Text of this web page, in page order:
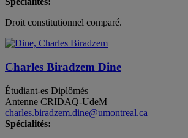
Droit constitutionnel comparé.
Charles Biradzem Dine
Étudiant-es Diplômés
Antenne CRIDAQ-UdeM
charles.biradzem.dine@umontreal.ca
Spécialités: